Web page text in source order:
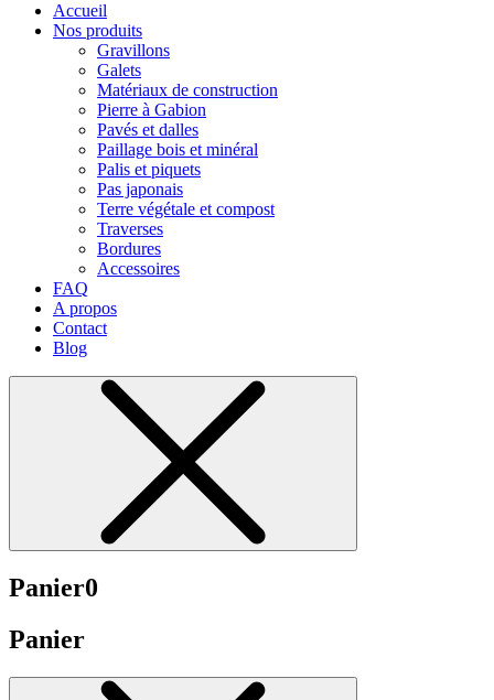
Accueil
Nos produits
Gravillons
Galets
Matériaux de construction
Pierre à Gabion
Pavés et dalles
Paillage bois et minéral
Palis et piquets
Pas japonais
Terre végétale et compost
Traverses
Bordures
Accessoires
FAQ
A propos
Contact
Blog
Panier0
Panier